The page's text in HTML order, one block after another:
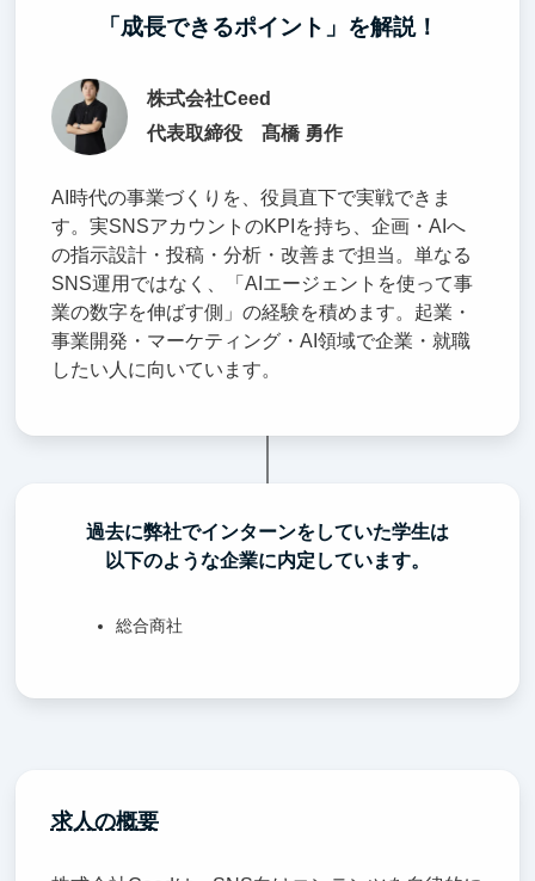
「成長できるポイント」を解説！
株式会社Ceed
代表取締役 髙橋 勇作
AI時代の事業づくりを、役員直下で実戦できま
す。実SNSアカウントのKPIを持ち、企画・AIへ
の指示設計・投稿・分析・改善まで担当。単なる
SNS運用ではなく、「AIエージェントを使って事
業の数字を伸ばす側」の経験を積めます。起業・
事業開発・マーケティング・AI領域で企業・就職
したい人に向いています。
過去に弊社でインターンをしていた学生は
以下のような企業に内定しています。
総合商社
求人の概要